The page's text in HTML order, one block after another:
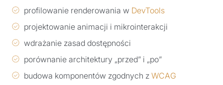
profilowanie renderowania w DevTools
projektowanie animacji i mikrointerakcji
wdrażanie zasad dostępności
porównanie architektury „przed” i „po”
budowa komponentów zgodnych z WCAG